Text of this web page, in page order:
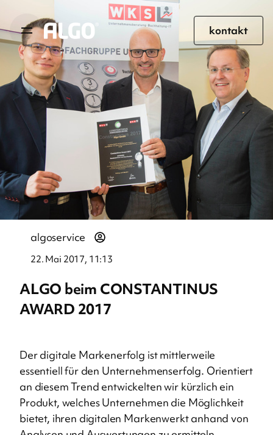
kontakt
algoservice
22. Mai 2017, 11:13
ALGO beim CONSTANTINUS
AWARD 2017
Der digitale Markenerfolg ist mittlerweile
essentiell für den Unternehmenserfolg. Orientiert
an diesem Trend entwickelten wir kürzlich ein
Produkt, welches Unternehmen die Möglichkeit
bietet, ihren digitalen Markenwerkt anhand von